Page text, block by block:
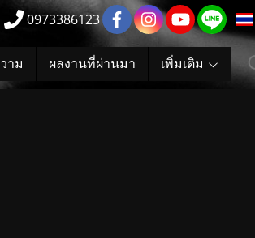
0973386123
าม ผลงานที่ผ่านมา เพิ่มเติม